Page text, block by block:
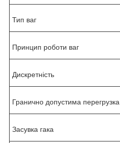
Тип ваг
Принцип роботи ваг
Дискретність
Гранично допустима перегрузка
Засувка гака